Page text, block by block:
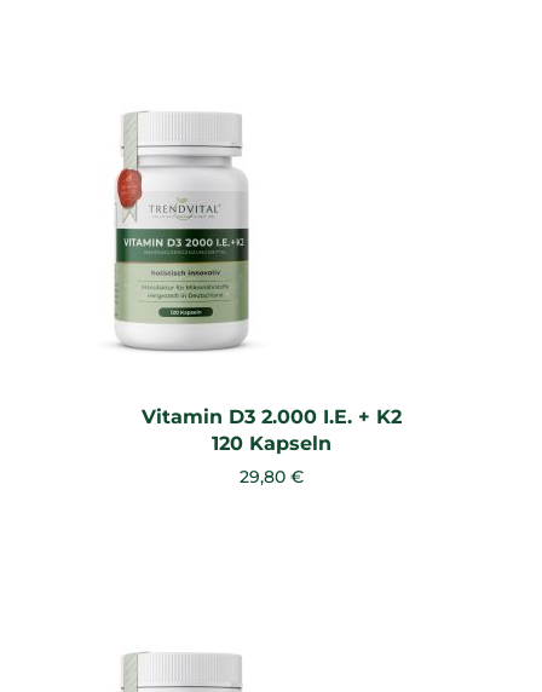
Vitamin D3 2.000 I.E. + K2
120 Kapseln
29,80 €